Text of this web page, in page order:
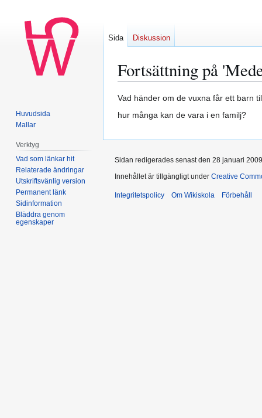
Fortsättning på
Hoppa
till
Hoppa
till
Vad händer om de vuxna får ett barn
hur många kan de vara i en familj?
Sida Diskussion
Huvudsida
Mallar
Verktyg
Vad som länkar hit
Relaterade ändringar
Utskriftsvänlig version
Permanent länk
Sidinformation
Bläddra genom
egenskaper
Sidan redigerades senast den 28 januari
Innehållet är tillgängligt under Creative
Integritetspolicy Om Wikiskola Förbehåll